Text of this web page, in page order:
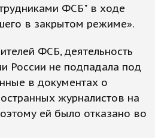
ФСБ" в ходе
в закрытом режиме».
ФСБ, деятельность
России не подпадала под
в документах о
журналистов на
ей было отказано во